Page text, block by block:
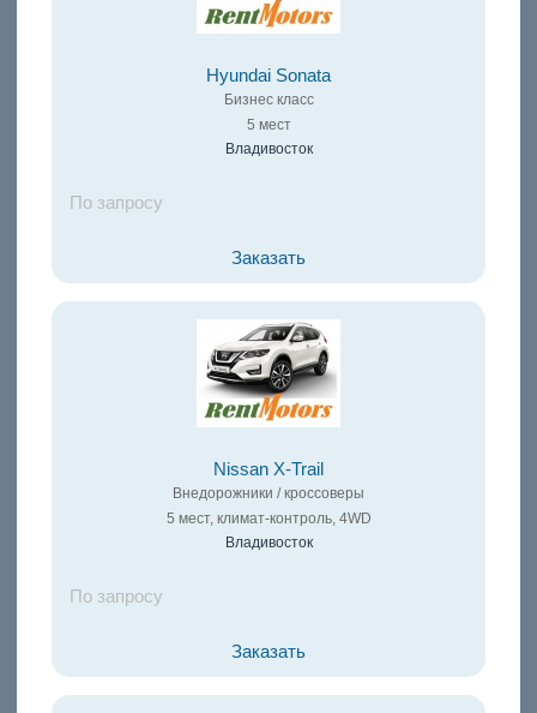
Hyundai Sonata
Бизнес класс
5 мест
Владивосток
По запросу
Заказать
Nissan X-Trail
Внедорожники / кроссоверы
5 мест, климат-контроль, 4WD
Владивосток
По запросу
Заказать